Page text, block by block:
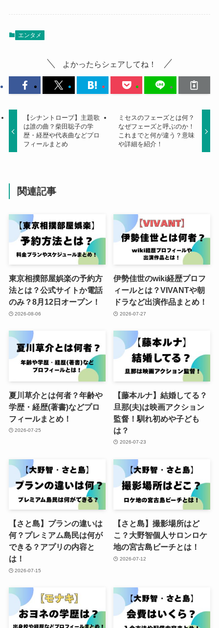
エンタメ
よかったらシェアしてね！
【シナントロープ】主題歌
は誰の曲？柴田聡子の学
歴・経歴や代表曲などプロ
フィールまとめ
ミセスのフェーズとは何？
なぜフェーズと呼ぶのか！
これまでと何が違う？意味
や詳細を紹介！
関連記事
東京相撲部屋娯楽の予約方
法とは？公式サイトか電話
のみ？8月12日オープン！
2026-08-06
伊勢佳世のwiki経歴プロフ
ィールとは？VIVANTや朝
ドラなど出演作品まとめ！
2026-07-27
夏川草介とは何者？年齢や
学歴・経歴(著書)などプロ
フィールまとめ！
2026-07-25
【藤本ルナ】結婚してる？
旦那(夫)は映画アクション
監督！馴れ初めや子ども
は？
2026-07-23
【さと島】プランの違いは
何？プレミアム島民は何が
できる？アプリの内容と
は！
2026-07-15
【さと島】撮影場所はど
こ？大野智個人サロンロケ
地の宮古島ビーチとは！
2026-07-12